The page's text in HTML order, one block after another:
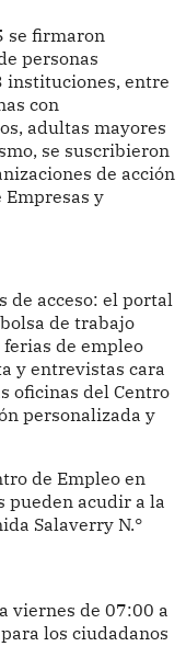
se firmaron
personas
instituciones, entre
con
adultas mayores
se suscribieron
de acción
Empresas y
de acceso: el portal
de trabajo
de empleo
y entrevistas cara
oficinas del Centro
personalizada y
de Empleo en
pueden acudir a la
Salaverry N.°
viernes de 07:00 a
los ciudadanos